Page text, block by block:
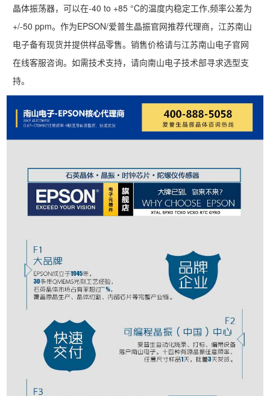
晶体振荡器，可以在-40 to +85 °C的温度内稳定工作,频率公差为
+/-50 ppm。作为EPSON/爱普生晶振官网推荐代理商，江苏南山
电子备有现货并提供样品零售。销售价格请与江苏南山电子官网
在线客服咨询。如需技术支持，请向南山电子技术部寻求选型支
持。